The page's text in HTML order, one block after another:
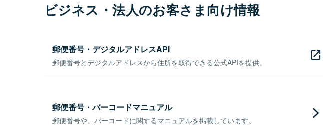
ビジネス・法人のお客さま向け情報
郵便番号・デジタルアドレスAPI
郵便番号とデジタルアドレスから住所を取得できる公式APIを提供。
郵便番号・バーコードマニュアル
郵便番号や、バーコードに関するマニュアルを掲載しています。